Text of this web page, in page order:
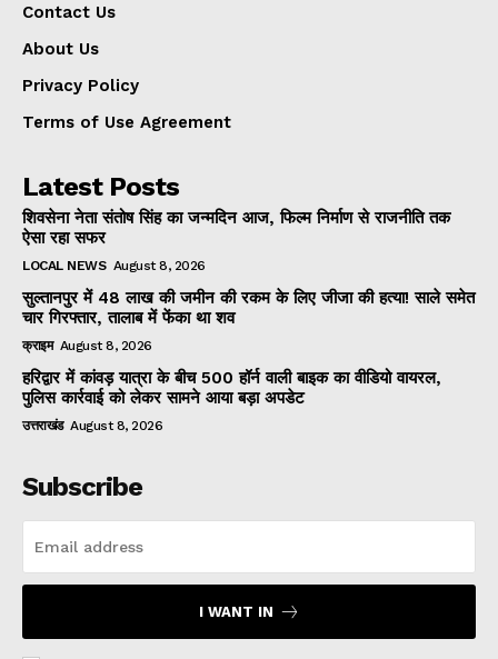
Contact Us
About Us
Privacy Policy
Terms of Use Agreement
Latest Posts
शिवसेना नेता संतोष सिंह का जन्मदिन आज, फिल्म निर्माण से राजनीति तक
ऐसा रहा सफर
LOCAL NEWS August 8, 2026
सुल्तानपुर में 48 लाख की जमीन की रकम के लिए जीजा की हत्या! साले समेत
चार गिरफ्तार, तालाब में फेंका था शव
क्राइम August 8, 2026
हरिद्वार में कांवड़ यात्रा के बीच 500 हॉर्न वाली बाइक का वीडियो वायरल,
पुलिस कार्रवाई को लेकर सामने आया बड़ा अपडेट
उत्तराखंड August 8, 2026
Subscribe
I WANT IN